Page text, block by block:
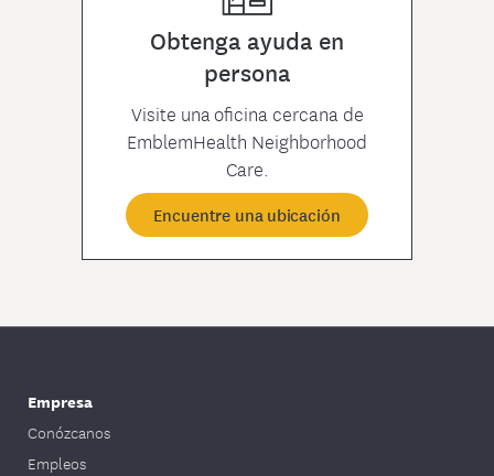
Obtenga ayuda en
persona
Visite una oficina cercana de
EmblemHealth Neighborhood
Care.
Encuentre una ubicación
Empresa
Conózcanos
Empleos